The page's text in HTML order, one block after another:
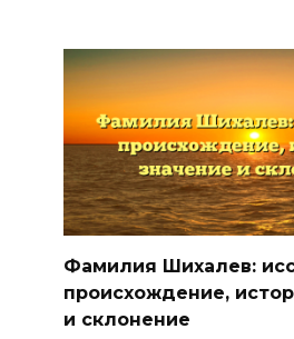
Фамилия Шихалев:
происхождение,
и склонение